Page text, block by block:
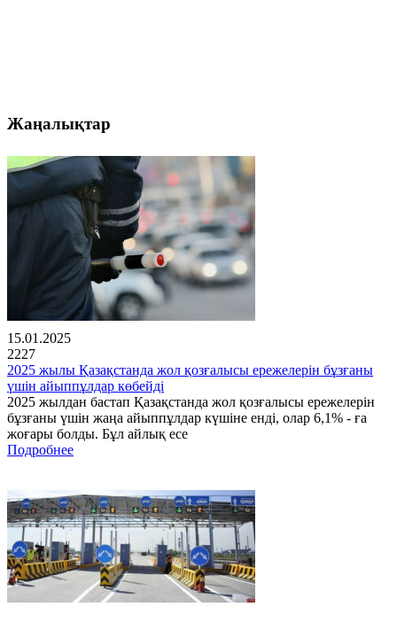
Жаңалықтар
15.01.2025
2227
2025 жылы Қазақстанда жол қозғалысы ережелерін бұзғаны
үшін айыппұлдар көбейді
2025 жылдан бастап Қазақстанда жол қозғалысы ережелерін
бұзғаны үшін жаңа айыппұлдар күшіне енді, олар 6,1% - ға
жоғары болды. Бұл айлық есе
Подробнее